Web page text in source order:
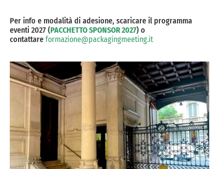
Per info e modalità di adesione, scaricare il programma
eventi 2027 (PACCHETTO SPONSOR 2027) o
contattare formazione@packagingmeeting.it